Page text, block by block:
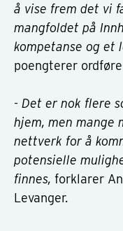
å vise frem det vi
mangfoldet på
kompetanse og et
poengterer
- Det er nok flere
hjem, men mange
nettverk for å
potensielle
finnes, forklarer
Levanger.